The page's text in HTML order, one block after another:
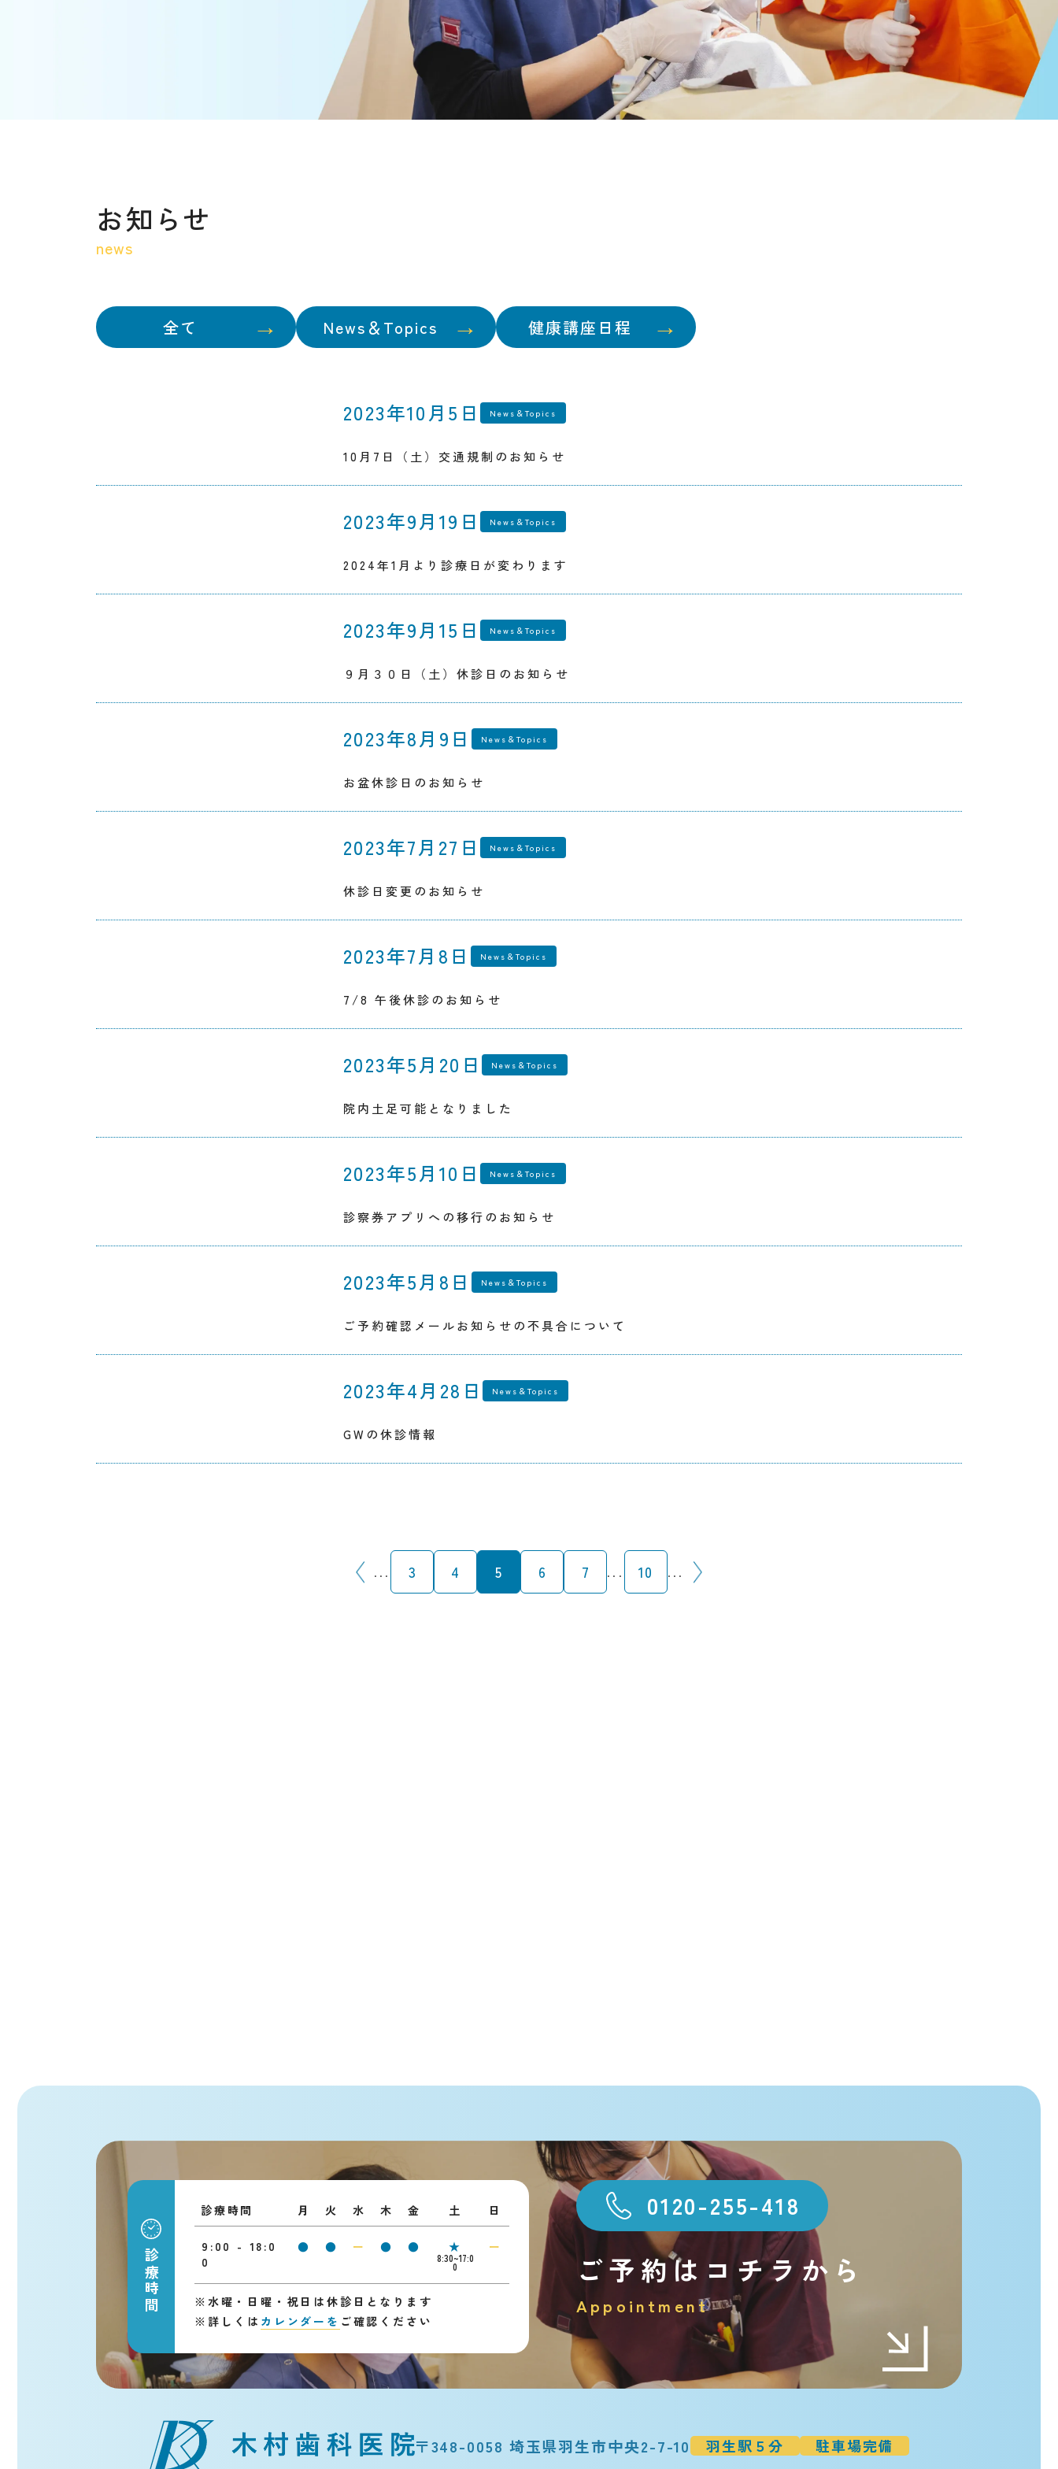
お知らせ
news
全て News＆Topics 健康講座日程
2023年10月5日 News＆Topics
10月7日（土）交通規制のお知らせ
2023年9月19日 News＆Topics
2024年1月より診療日が変わります
2023年9月15日 News＆Topics
９月３０日（土）休診日のお知らせ
2023年8月9日 News＆Topics
お盆休診日のお知らせ
2023年7月27日 News＆Topics
休診日変更のお知らせ
2023年7月8日 News＆Topics
7/8 午後休診のお知らせ
2023年5月20日 News＆Topics
院内土足可能となりました
2023年5月10日 News＆Topics
診察券アプリへの移行のお知らせ
2023年5月8日 News＆Topics
ご予約確認メールお知らせの不具合について
2023年4月28日 News＆Topics
GWの休診情報
... 3 4 5 6 7 ... 10 ...
診療時間
診療時間 月 火 水 木 金 土 日
9:00 - 18:0
0
● ● ー ● ● ★
8:30~17:0
0
ー
※ 水曜・日曜・祝日は休診日となります
※ 詳しくは カレンダーを ご確認ください
0120-255-418
ご予約はコチラから
Appointment
〒348-0058 埼玉県羽生市中央2-7-10 羽生駅５分 駐車場完備